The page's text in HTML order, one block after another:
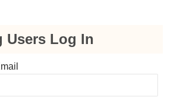
Users Log In